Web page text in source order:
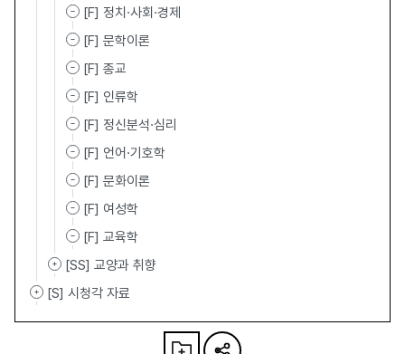
[F] 정치·사회·경제
[F] 문학이론
[F] 종교
[F] 인류학
[F] 정신분석·심리
[F] 언어·기호학
[F] 문화이론
[F] 여성학
[F] 교육학
[SS] 교양과 취향
[S] 시청각 자료